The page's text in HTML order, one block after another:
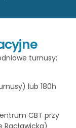
turnusy:
lub 180h
CBT przy
Racławicka)